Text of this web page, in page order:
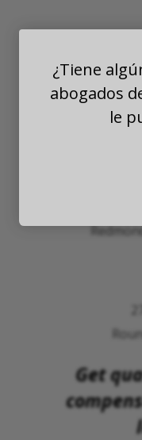
The Law
Get
¿Tiene
abogados
le